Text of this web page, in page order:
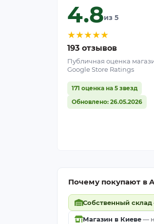
4.8из 5
★★★★★
193 отзывов
Публичная оценка
Google Store Ratings
171 оценка на 5 звезд
Обновлено: 26.05.2026
Почему покупают в
Собственный склад
Магазин в Киеве—